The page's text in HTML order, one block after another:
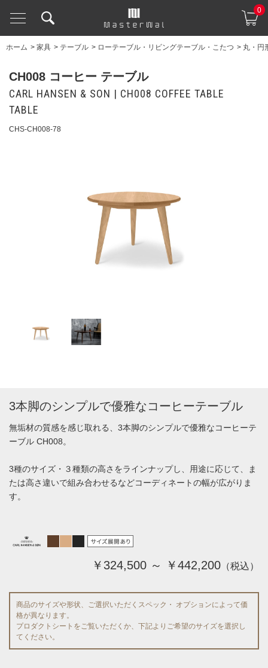
0
ホーム > 家具 > テーブル > ローテーブル・リビングテーブル・こたつ > 丸・円
CH008 コーヒー テーブル
CARL HANSEN & SON | CH008 COFFEE TABLE
TABLE
CHS-CH008-78
3本脚のシンプルで優雅なコーヒーテーブル
無垢材の質感を感じ取れる、3本脚のシンプルで優雅なコーヒーテ
ーブル CH008。
3種のサイズ・３種類の高さをラインナップし、用途に応じて、ま
たは高さ違いで組み合わせるなどコーディネートの幅が広がりま
す。
￥324,500 ～ ￥442,200 （税込）
商品のサイズや形状、ご選択いただくスペック・ オプションによって価
格が異なります。
プロダクトシートをご覧いただくか、下記よりご希望のサイズを選択し
てください。